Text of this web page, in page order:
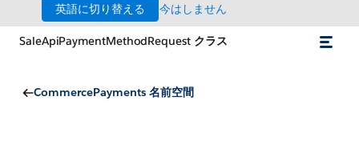
英語に切り替える
今はしません
SaleApiPaymentMethodRequest クラス
CommercePayments 名前空間